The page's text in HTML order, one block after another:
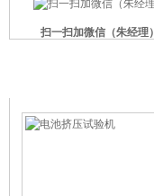
扫一扫加微信（朱经理）